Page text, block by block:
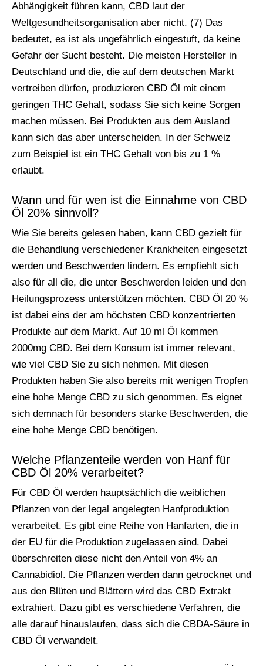
Abhängigkeit führen kann, CBD laut der
Weltgesundheitsorganisation aber nicht. (7) Das
bedeutet, es ist als ungefährlich eingestuft, da keine
Gefahr der Sucht besteht. Die meisten Hersteller in
Deutschland und die, die auf dem deutschen Markt
vertreiben dürfen, produzieren CBD Öl mit einem
geringen THC Gehalt, sodass Sie sich keine Sorgen
machen müssen. Bei Produkten aus dem Ausland
kann sich das aber unterscheiden. In der Schweiz
zum Beispiel ist ein THC Gehalt von bis zu 1 %
erlaubt.
Wann und für wen ist die Einnahme von CBD
Öl 20% sinnvoll?
Wie Sie bereits gelesen haben, kann CBD gezielt für
die Behandlung verschiedener Krankheiten eingesetzt
werden und Beschwerden lindern. Es empfiehlt sich
also für all die, die unter Beschwerden leiden und den
Heilungsprozess unterstützen möchten. CBD Öl 20 %
ist dabei eins der am höchsten CBD konzentrierten
Produkte auf dem Markt. Auf 10 ml Öl kommen
2000mg CBD. Bei dem Konsum ist immer relevant,
wie viel CBD Sie zu sich nehmen. Mit diesen
Produkten haben Sie also bereits mit wenigen Tropfen
eine hohe Menge CBD zu sich genommen. Es eignet
sich demnach für besonders starke Beschwerden, die
eine hohe Menge CBD benötigen.
Welche Pflanzenteile werden von Hanf für
CBD Öl 20% verarbeitet?
Für CBD Öl werden hauptsächlich die weiblichen
Pflanzen von der legal angelegten Hanfproduktion
verarbeitet. Es gibt eine Reihe von Hanfarten, die in
der EU für die Produktion zugelassen sind. Dabei
überschreiten diese nicht den Anteil von 4% an
Cannabidiol. Die Pflanzen werden dann getrocknet und
aus den Blüten und Blättern wird das CBD Extrakt
extrahiert. Dazu gibt es verschiedene Verfahren, die
alle darauf hinauslaufen, dass sich die CBDA-Säure in
CBD Öl verwandelt.